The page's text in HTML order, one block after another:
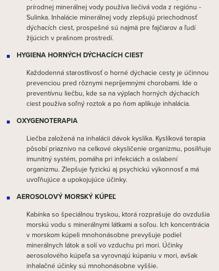
prírodnej minerálnej vody používa liečivá voda z regiónu -
Sulinka. Inhalácie minerálnej vody zlepšujú priechodnosť
dýchacích ciest, prospešné sú najmä pre fajčiarov a ľudí
žijúcich v prašnom prostredí.
HYGIENA HORNÝCH DÝCHACÍCH CIEST
Každodenná starostlivosť o horné dýchacie cesty je účinnou
prevenciou pred rôznymi nepríjemnými chorobami. Ide o
preventívnu liečbu, kde sa na výplach horných dýchacích
ciest používa soľný roztok a po ňom aplikuje inhalácia.
OXYGENOTERAPIA
Liečba založená na inhalácii dávok kyslíka. Kyslíková terapia
pôsobí priaznivo na celkové okysličenie organizmu, posilňuje
imunitný systém, pomáha pri infekciách a oslabení
organizmu. Zlepšuje fyzickú aj psychickú výkonnosť a má
uvoľňujúce a upokojujúce účinky.
AEROSOLOVÝ MORSKÝ KÚPEĽ
Kabínka so špeciálnou tryskou, ktorá rozprašuje do ovzdušia
morskú vodu s minerálnymi látkami a soľou. Ich koncentrácia
v morskom kúpeli mnohonásobne prevyšuje podiel
minerálnych látok a solí vo vzduchu pri mori. Účinky
aerosolového kúpeľa sa vyrovnajú kúpaniu v mori, avšak
inhalačné účinky sú mnohonásobne vyššie.